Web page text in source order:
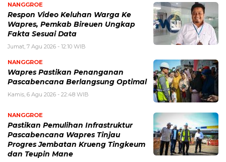
NANGGROE
Respon Video Keluhan Warga Ke
Wapres, Pemkab Bireuen Ungkap
Fakta Sesuai Data
Jumat, 7 Agu 2026 - 12:10 WIB
NANGGROE
Wapres Pastikan Penanganan
Pascabencana Berlangsung Optimal
Kamis, 6 Agu 2026 - 22:48 WIB
NANGGROE
Pastikan Pemulihan Infrastruktur
Pascabencana Wapres Tinjau
Progres Jembatan Krueng Tingkeum
dan Teupin Mane